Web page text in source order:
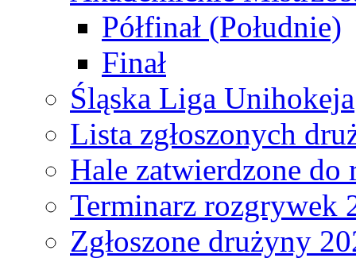
Półfinał (Południe)
Finał
Śląska Liga Unihokeja
Lista zgłoszonych
Hale zatwierdzone do
Terminarz rozgrywek
Zgłoszone drużyny